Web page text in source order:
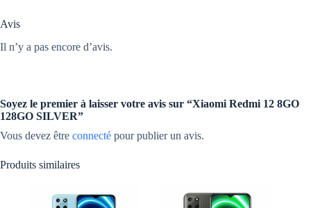
Avis
Il n’y a pas encore d’avis.
Soyez le premier à laisser votre avis sur “Xiaomi Redmi 12 8GO
128GO SILVER”
Vous devez être connecté pour publier un avis.
Produits similaires